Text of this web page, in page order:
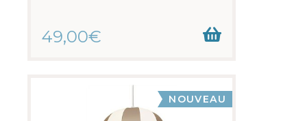
49,00€
NOUVEAU